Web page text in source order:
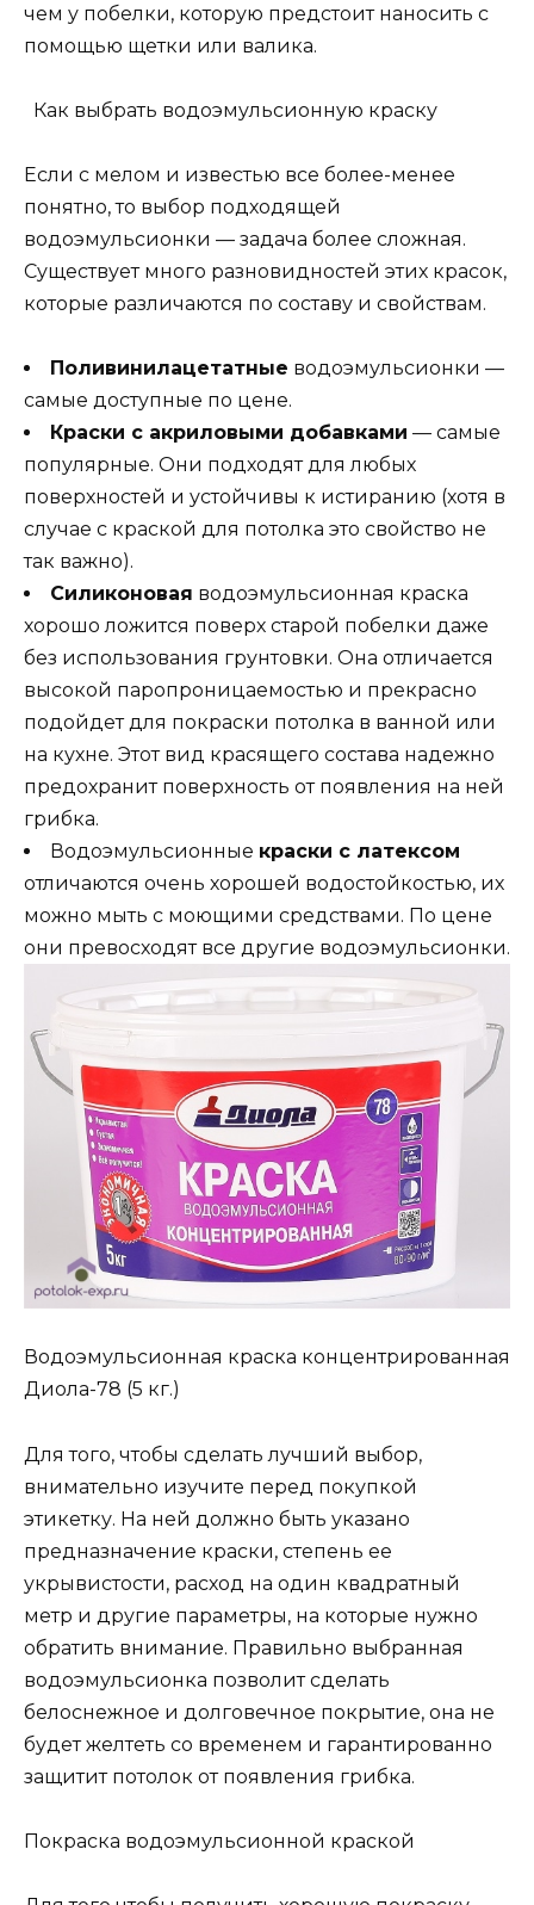
чем у побелки, которую предстоит наносить с
помощью щетки или валика.
Как выбрать водоэмульсионную краску
Если с мелом и известью все более-менее
понятно, то выбор подходящей
водоэмульсионки — задача более сложная.
Существует много разновидностей этих красок,
которые различаются по составу и свойствам.
Поливинилацетатные водоэмульсионки —
самые доступные по цене.
Краски с акриловыми добавками — самые
популярные. Они подходят для любых
поверхностей и устойчивы к истиранию (хотя в
случае с краской для потолка это свойство не
так важно).
Силиконовая водоэмульсионная краска
хорошо ложится поверх старой побелки даже
без использования грунтовки. Она отличается
высокой паропроницаемостью и прекрасно
подойдет для покраски потолка в ванной или
на кухне. Этот вид красящего состава надежно
предохранит поверхность от появления на ней
грибка.
Водоэмульсионные краски с латексом
отличаются очень хорошей водостойкостью, их
можно мыть с моющими средствами. По цене
они превосходят все другие водоэмульсионки.
Водоэмульсионная краска концентрированная
Диола-78 (5 кг.)
Для того, чтобы сделать лучший выбор,
внимательно изучите перед покупкой
этикетку. На ней должно быть указано
предназначение краски, степень ее
укрывистости, расход на один квадратный
метр и другие параметры, на которые нужно
обратить внимание. Правильно выбранная
водоэмульсионка позволит сделать
белоснежное и долговечное покрытие, она не
будет желтеть со временем и гарантированно
защитит потолок от появления грибка.
Покраска водоэмульсионной краской